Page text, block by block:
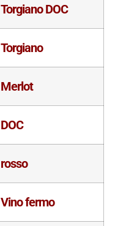
Torgiano DOC
Torgiano
Merlot
DOC
rosso
Vino fermo